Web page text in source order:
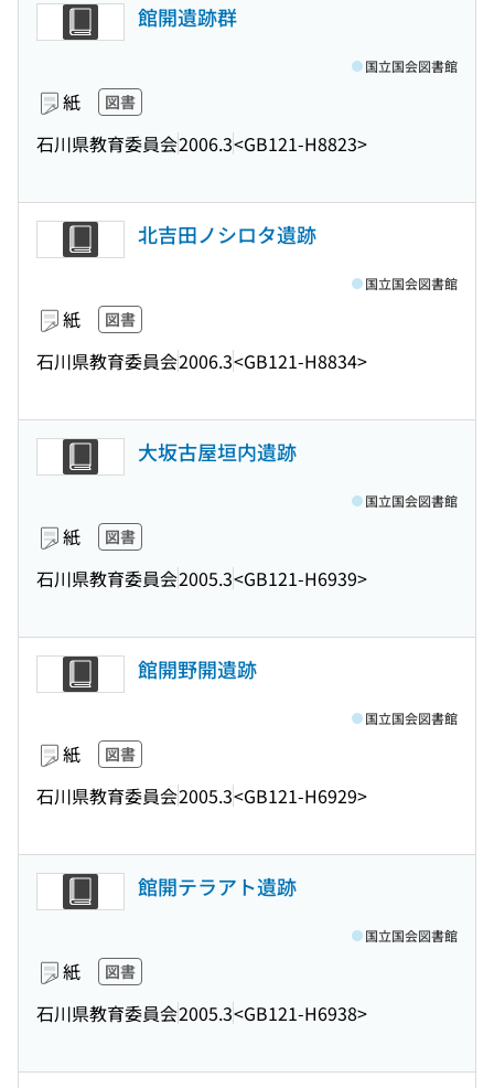
館開遺跡群
紙 図書
石川県教育委員会2006.3<GB121-H8823>
国立国会図書館
北吉田ノシロタ遺跡
紙 図書
石川県教育委員会2006.3<GB121-H8834>
国立国会図書館
大坂古屋垣内遺跡
紙 図書
石川県教育委員会2005.3<GB121-H6939>
国立国会図書館
館開野開遺跡
紙 図書
石川県教育委員会2005.3<GB121-H6929>
国立国会図書館
館開テラアト遺跡
紙 図書
石川県教育委員会2005.3<GB121-H6938>
国立国会図書館